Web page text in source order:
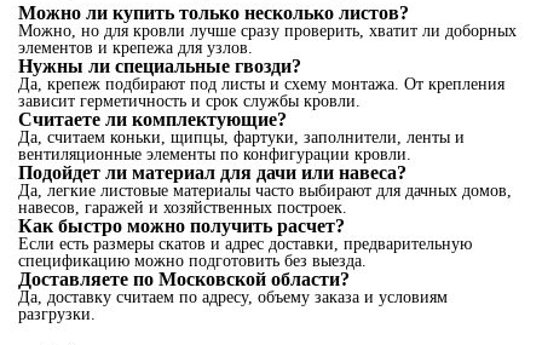
Можно ли купить только несколько листов?
Можно, но для кровли лучше сразу проверить, хватит ли доборных
элементов и крепежа для узлов.
Нужны ли специальные гвозди?
Да, крепеж подбирают под листы и схему монтажа. От крепления
зависит герметичность и срок службы кровли.
Считаете ли комплектующие?
Да, считаем коньки, щипцы, фартуки, заполнители, ленты и
вентиляционные элементы по конфигурации кровли.
Подойдет ли материал для дачи или навеса?
Да, легкие листовые материалы часто выбирают для дачных домов,
навесов, гаражей и хозяйственных построек.
Как быстро можно получить расчет?
Если есть размеры скатов и адрес доставки, предварительную
спецификацию можно подготовить без выезда.
Доставляете по Московской области?
Да, доставку считаем по адресу, объему заказа и условиям
разгрузки.